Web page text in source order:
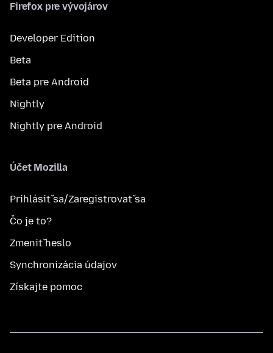
Firefox pre vývojárov
Developer Edition
Beta
Beta pre Android
Nightly
Nightly pre Android
Účet Mozilla
Prihlásiť sa/Zaregistrovať sa
Čo je to?
Zmeniť heslo
Synchronizácia údajov
Získajte pomoc